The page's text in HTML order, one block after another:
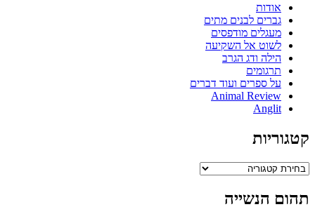
אודות
גברים לבנים מתים
מעגלים מודפסים
לשוט אל השקיעה
הילה ודג הגרב
תרגומים
על ספרים ועוד דברים
Animal Review
Anglit
קטגוריות
קטגוריות
תהום הנשייה